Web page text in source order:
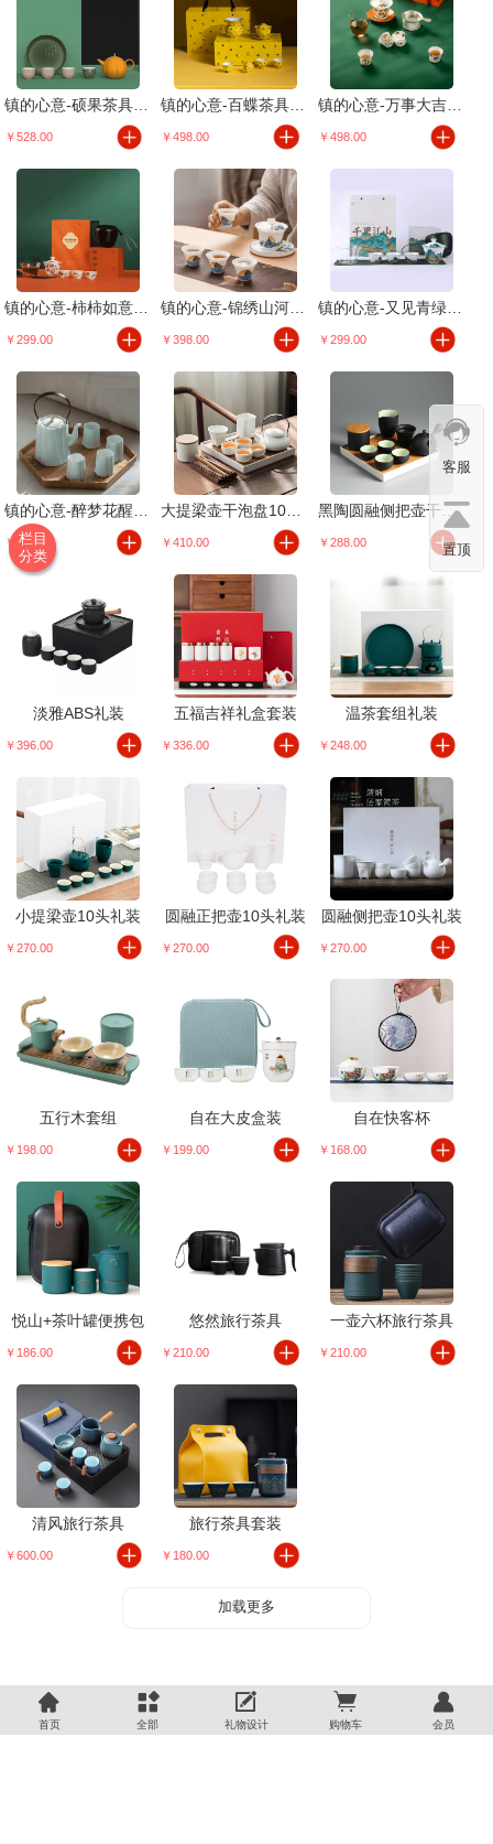
栏目
分类
镇的心意-硕果茶具套装
￥528.00
镇的心意-百蝶茶具套装
￥498.00
镇的心意-万事大吉茶具套装
￥498.00
￥299.00 ￥398.00
镇的心意-又见青绿茶具套装
￥299.00
￥399.00 ￥410.00
黑陶圆融侧把壶干泡盘10头礼装
￥288.00
淡雅ABS礼装
￥396.00
五福吉祥礼盒套装
￥336.00
温茶套组礼装
￥248.00
小提梁壶10头礼装
￥270.00
圆融正把壶10头礼装
￥270.00
圆融侧把壶10头礼装
￥270.00
五行木套组
￥198.00
自在大皮盒装
￥199.00
自在快客杯
￥168.00
悦山+茶叶罐便携包
￥186.00
悠然旅行茶具
￥210.00
一壶六杯旅行茶具
￥210.00
清风旅行茶具
￥600.00
旅行茶具套装
￥180.00
加载更多

首页

全部

礼物设计

购物车

会员
客服
置顶